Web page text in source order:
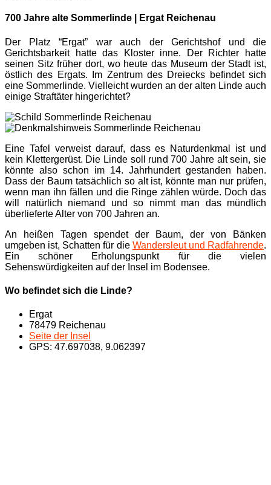
700 Jahre alte Sommerlinde | Ergat Reichenau
Der Platz “Ergat” war auch der Gerichtshof und die
Gerichtsbarkeit hatte das Kloster inne. Der Richter hatte
seinen Sitz früher dort, wo heute das Museum der Stadt ist,
östlich des Ergats. Im Zentrum des Dreiecks befindet sich
eine Sommerlinde. Vielleicht wurden an der alten Linde auch
einige Straftäter hingerichtet?
Eine Tafel verweist darauf, dass es Naturdenkmal ist und
kein Klettergerüst. Die Linde soll rund 700 Jahre alt sein, sie
könnte also schon im 14. Jahrhundert gestanden haben.
Dass der Baum tatsächlich so alt ist, könnte man nur prüfen,
wenn man ihn fällen und die Ringe zählen würde. Doch das
will natürlich niemand und so nimmt man das mündlich
überlieferte Alter von 700 Jahren an.
An heißen Tagen spendet der Baum, der von Bänken
umgeben ist, Schatten für die Wandersleut und Radfahrende.
Ein schöner Erholungspunkt für die vielen
Sehenswürdigkeiten auf der Insel im Bodensee.
Wo befindet sich die Linde?
Ergat
78479 Reichenau
Seite der Insel
GPS: 47.697038, 9.062397